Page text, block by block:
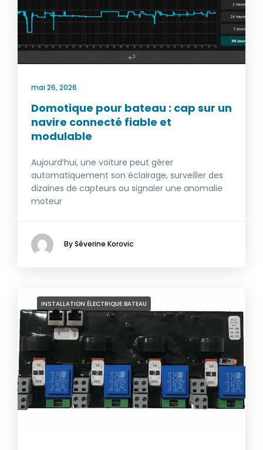
mai 26, 2026
Domotique pour bateau : cap sur un
navire connecté fiable et
modulable
Aujourd’hui, une voiture peut gérer
automatiquement son éclairage, surveiller des
dizaines de capteurs ou signaler une anomalie
moteur
By Séverine Korovic
INSTALLATION ÉLECTRIQUE BATEAU